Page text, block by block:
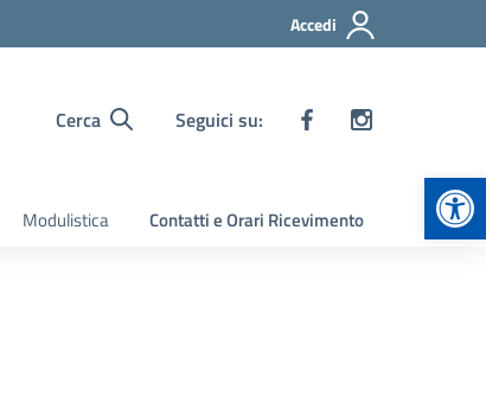
Accedi
Cerca Seguici su:
Modulistica Contatti e Orari Ricevimento